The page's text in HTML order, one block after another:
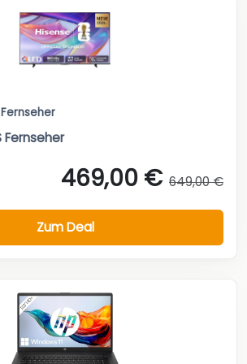
Fernseher
Fernseher
469,00 € 649,00 €
Zum Deal